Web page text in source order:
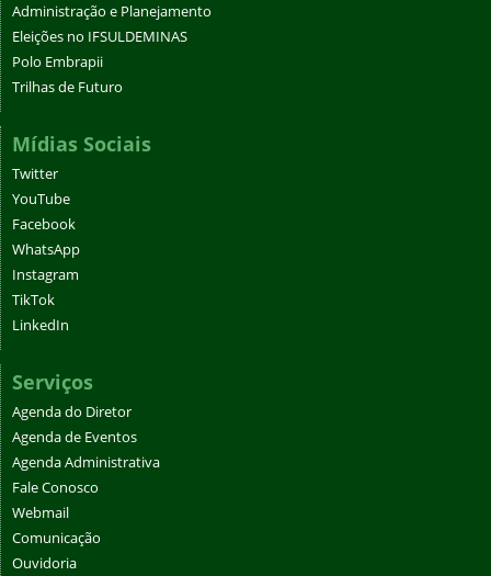
Administração e Planejamento
Eleições no IFSULDEMINAS
Polo Embrapii
Trilhas de Futuro
Mídias Sociais
Twitter
YouTube
Facebook
WhatsApp
Instagram
TikTok
LinkedIn
Serviços
Agenda do Diretor
Agenda de Eventos
Agenda Administrativa
Fale Conosco
Webmail
Comunicação
Ouvidoria